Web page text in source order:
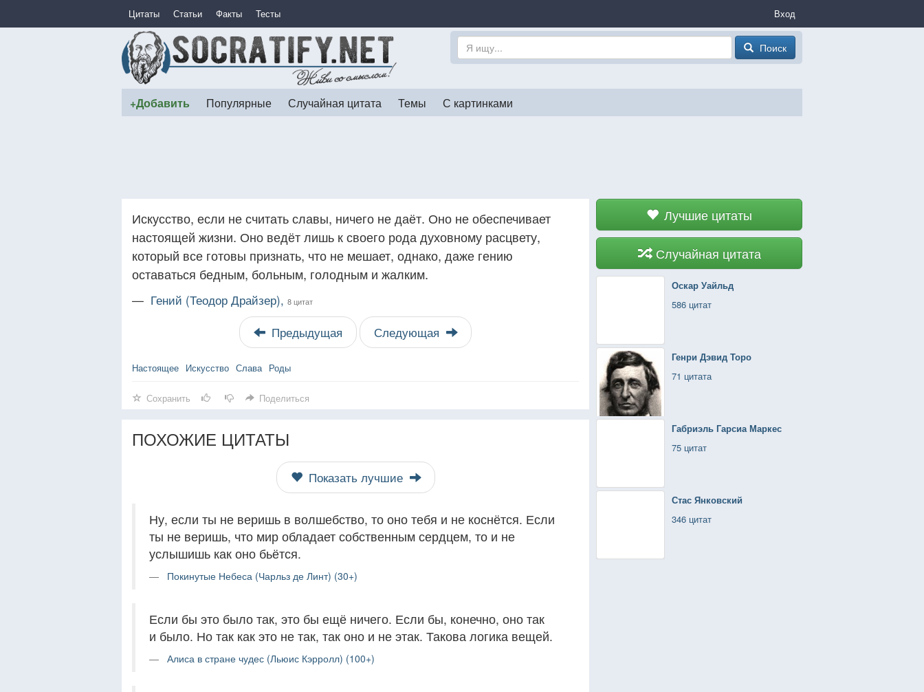
Цитаты Статьи Факты Тесты Вход
Поиск
+Добавить Популярные Случайная цитата Темы С картинками
Лучшие цитаты
Случайная цитата
Оскар Уайльд
586 цитат
Генри Дэвид Торо
71 цитата
Габриэль Гарсиа Маркес
75 цитат
Стас Янковский
346 цитат
Искусство, если не считать славы, ничего не даёт. Оно не обеспечивает
настоящей жизни. Оно ведёт лишь к своего рода духовному расцвету,
который все готовы признать, что не мешает, однако, даже гению
оставаться бедным, больным, голодным и жалким.
— Гений (Теодор Драйзер), 8 цитат
Предыдущая Следующая
Настоящее Искусство Слава Роды
Сохранить Поделиться
ПОХОЖИЕ ЦИТАТЫ
Показать лучшие
Ну, если ты не веришь в волшебство, то оно тебя и не коснётся. Если
ты не веришь, что мир обладает собственным сердцем, то и не
услышишь как оно бьётся.
Покинутые Небеса (Чарльз де Линт) (30+)
Если бы это было так, это бы ещё ничего. Если бы, конечно, оно так
и было. Но так как это не так, так оно и не этак. Такова логика вещей.
Алиса в стране чудес (Льюис Кэрролл) (100+)